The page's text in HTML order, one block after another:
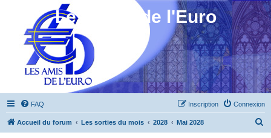
Les Amis de l'Euro
FAQ Connexion
Inscription
Accueil du forum Les sorties du mois 2028 Mai 2028